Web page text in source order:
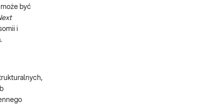
być
i